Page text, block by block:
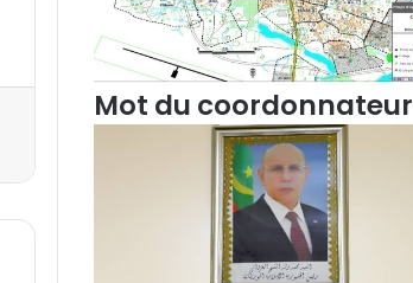
Mot du coordonnateur